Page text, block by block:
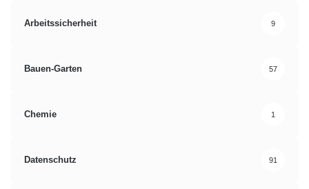
Arbeitssicherheit 9
Bauen-Garten 57
Chemie 1
Datenschutz 91